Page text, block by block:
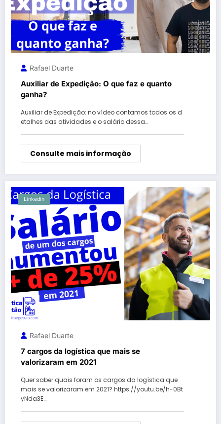
Rafael Duarte
Auxiliar de Expedição: O que faz e quanto
ganha?
Auxiliar de Expedição: no vídeo contamos todos os d
etalhes das atividades e o salário dessa…
Consulte mais informação
Linkedin
Rafael Duarte
7 cargos da logística que mais se
valorizaram em 2021
Quer saber quais foram os cargos da logística que
mais se valorizaram em 2021? https://youtu.be/h-0Bt
yNda3E…